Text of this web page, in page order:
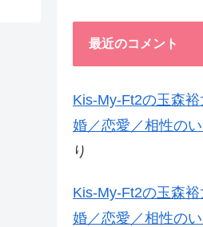
最近のコメント
Kis-My-Ft2の玉森
婚／恋愛／相性の
り
Kis-My-Ft2の玉森
婚／恋愛／相性の